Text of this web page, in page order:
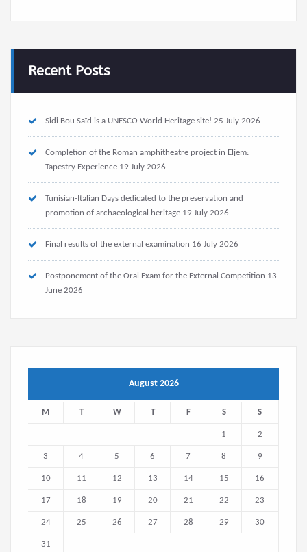
Recent Posts
Sidi Bou Saïd is a UNESCO World Heritage site! 25 July 2026
Completion of the Roman amphitheatre project in Eljem:
Tapestry Experience 19 July 2026
Tunisian-Italian Days dedicated to the preservation and
promotion of archaeological heritage 19 July 2026
Final results of the external examination 16 July 2026
Postponement of the Oral Exam for the External Competition 13
June 2026
August 2026
M T W T F S S
1 2
3 4 5 6 7 8 9
10 11 12 13 14 15 16
17 18 19 20 21 22 23
24 25 26 27 28 29 30
31